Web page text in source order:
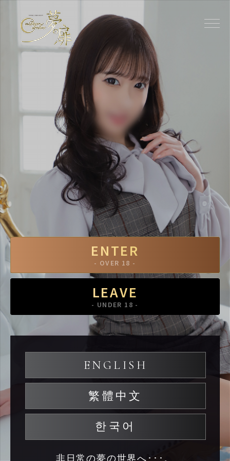
ENTER
- OVER 18 -
LEAVE
- UNDER 18 -
ENGLISH
繁體中文
한국어
非日常の夢の世界へ･･･。